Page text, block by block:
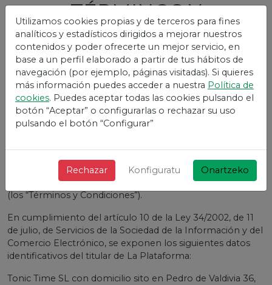
TÉRMINOS Y
CONDICIONESVivetix
1. INFORMACIÓN GENERAL
Los presentes términos y condiciones regulan la
utilización y el acceso de la web, alojada bajo el nombre
de dominio https://vivetix.com/ (La “Plataforma”) y bajo
cualquiera de los subdominios o páginas web
dependientes del mismo, así como los servicios y
junto con la Política de Privacidad y de Cookies, los
términos y condiciones por los que se rige La Plataforma
(los “Términos y Condiciones”).
En cumplimiento del artículo 10 de la Ley 34/2002, de 11
de julio, de Servicios de la Sociedad de la Información y del
Comercio Electrónico, se exponen los siguientes datos
identificativos del titular de La Plataforma:
Tonic Time SL con domicilio sito en Pedro de Valdivia 36,
Utilizamos cookies propias y de terceros para fines
analíticos y estadísticos dirigidos a mejorar nuestros
contenidos y poder ofrecerte un mejor servicio, en
base a un perfil elaborado a partir de tus hábitos de
navegación (por ejemplo, páginas visitadas). Si quieres
más información puedes acceder a nuestra Política de
cookies. Puedes aceptar todas las cookies pulsando el
botón “Aceptar” o configurarlas o rechazar su uso
pulsando el botón “Configurar”
Rechazar Konfiguratu Onartzeko